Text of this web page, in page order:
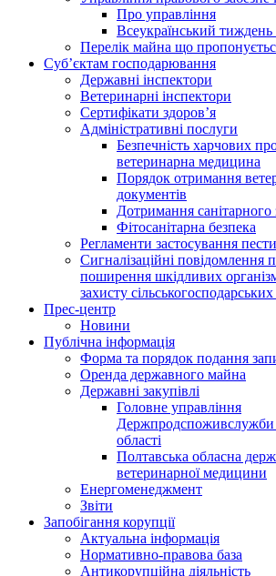
Про управління
Всеукраїнський тиждень
Перелік майна що
Суб’єктам господарювання
Державні інспектори
Ветеринарні інспектори
Сертифікати здоров’я
Адміністративні послуги
Безпечність харчових
ветеринарна медицина
Порядок отримання
документів
Дотримання санітарного
Фітосанітарна безпека
Регламенти застосування
Сигналізаційні повідомлення
поширення шкідливих
захисту
Прес-центр
Новини
Публічна інформація
Форма та порядок подання
Оренда державного майна
Державні закупівлі
Головне управління
Держпродспоживслужби
області
Полтавська обласна
ветеринарної медицини
Енергоменеджмент
Звіти
Запобігання корупції
Актуальна інформація
Нормативно-правова база
Антикорупційна діяльність